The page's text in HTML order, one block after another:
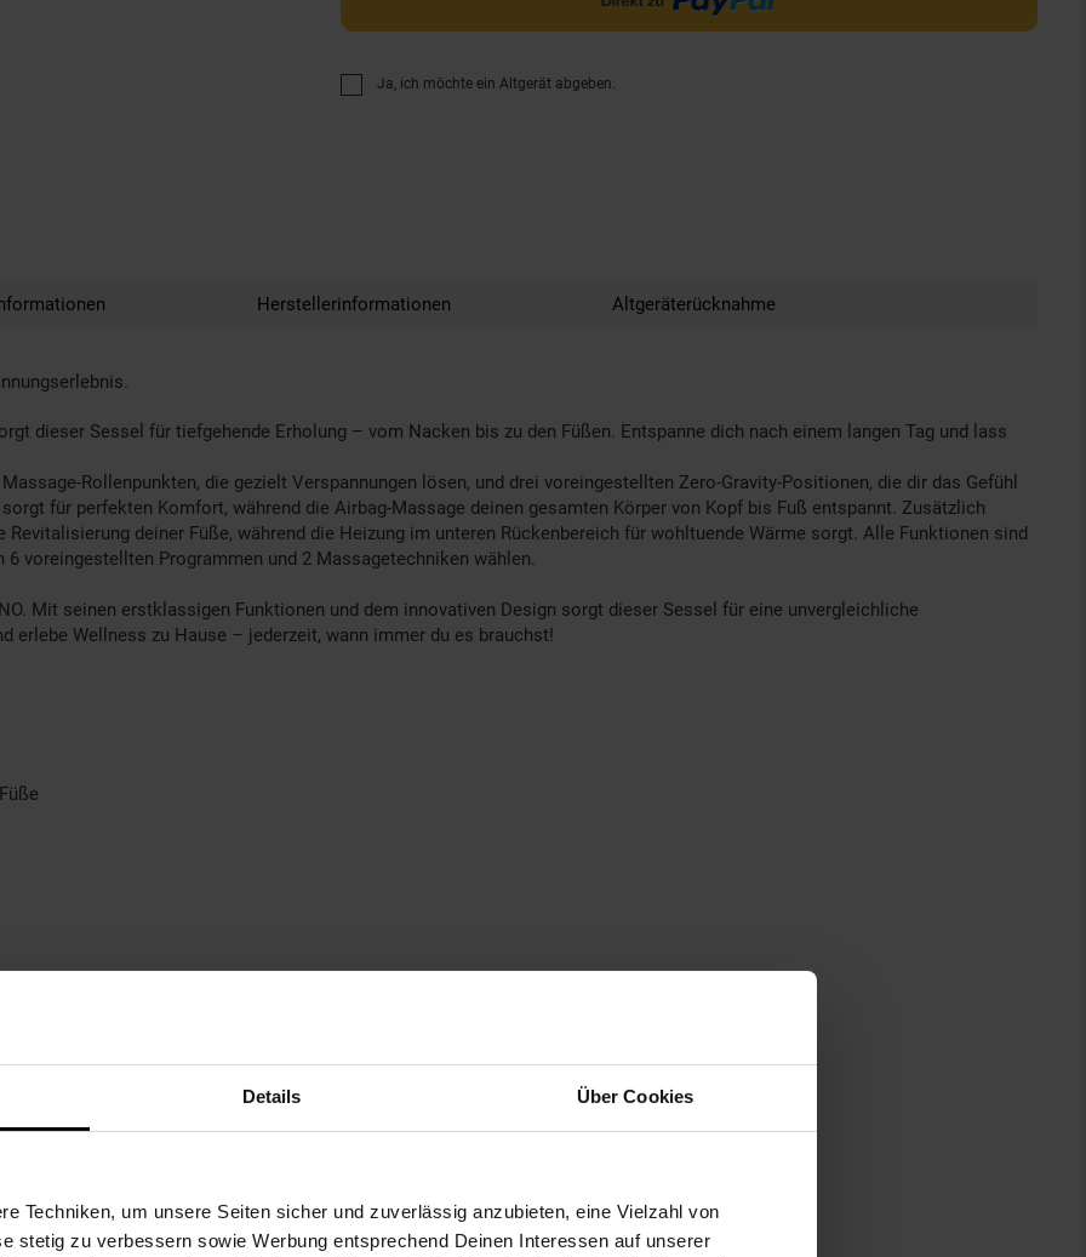
Details Über Cookies
Techniken, um unsere Seiten sicher und zuverlässig anzubieten, eine Vielzahl von
stetig zu verbessern sowie Werbung entsprechend Deinen Interessen auf unserer
Ja, ich möchte ein Altgerät abgeben.
Herstellerinformationen Altgeräterücknahme
dieser Sessel für tiefgehende Erholung – vom Nacken bis zu den Füßen. Entspanne dich nach einem langen Tag und lass
Rollenpunkten, die gezielt Verspannungen lösen, und drei voreingestellten Zero-Gravity-Positionen, die dir das Gefühl
für perfekten Komfort, während die Airbag-Massage deinen gesamten Körper von Kopf bis Fuß entspannt. Zusätzlich
deiner Füße, während die Heizung im unteren Rückenbereich für wohltuende Wärme sorgt. Alle Funktionen sind
voreingestellten Programmen und 2 Massagetechniken wählen.
Mit seinen erstklassigen Funktionen und dem innovativen Design sorgt dieser Sessel für eine unvergleichliche
erlebe Wellness zu Hause – jederzeit, wann immer du es brauchst!